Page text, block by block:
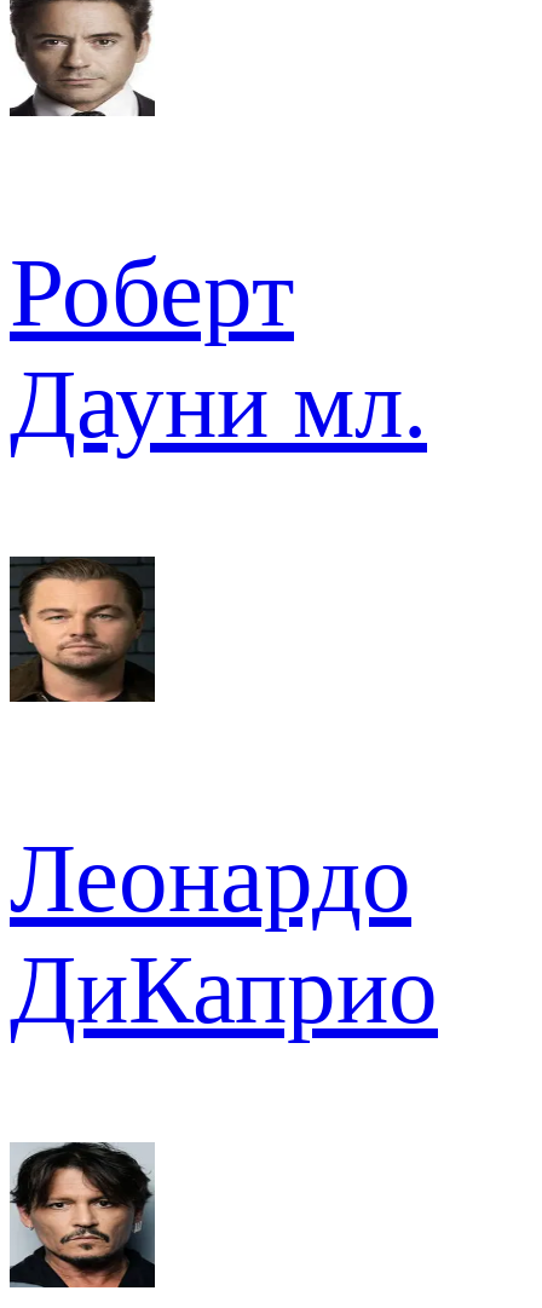
Роберт
Дауни мл.
Леонардо
ДиКаприо